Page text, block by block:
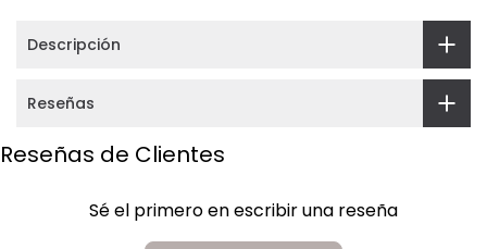
Descripción
Reseñas
Reseñas de Clientes
Sé el primero en escribir una reseña